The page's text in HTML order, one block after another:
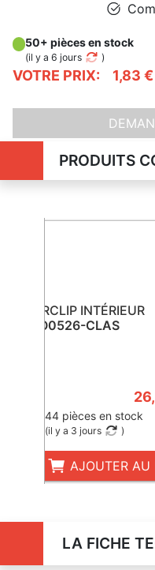
VOTRE PRIX: 1,83 €
50+ pièces en stock
(il y a 6 jours )
PRODUITS
CIRCLIP INTÉRIEUR
CO0526-CLAS
44 pièces en stock
(il y a 3 jours )
AJOUTER AU
LA FICHE